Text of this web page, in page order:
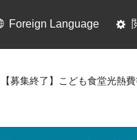
Foreign Language
募集終了】こども食堂光熱